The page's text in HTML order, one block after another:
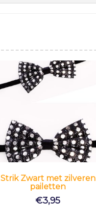
Strik Zwart met zilveren
pailetten
€3,95